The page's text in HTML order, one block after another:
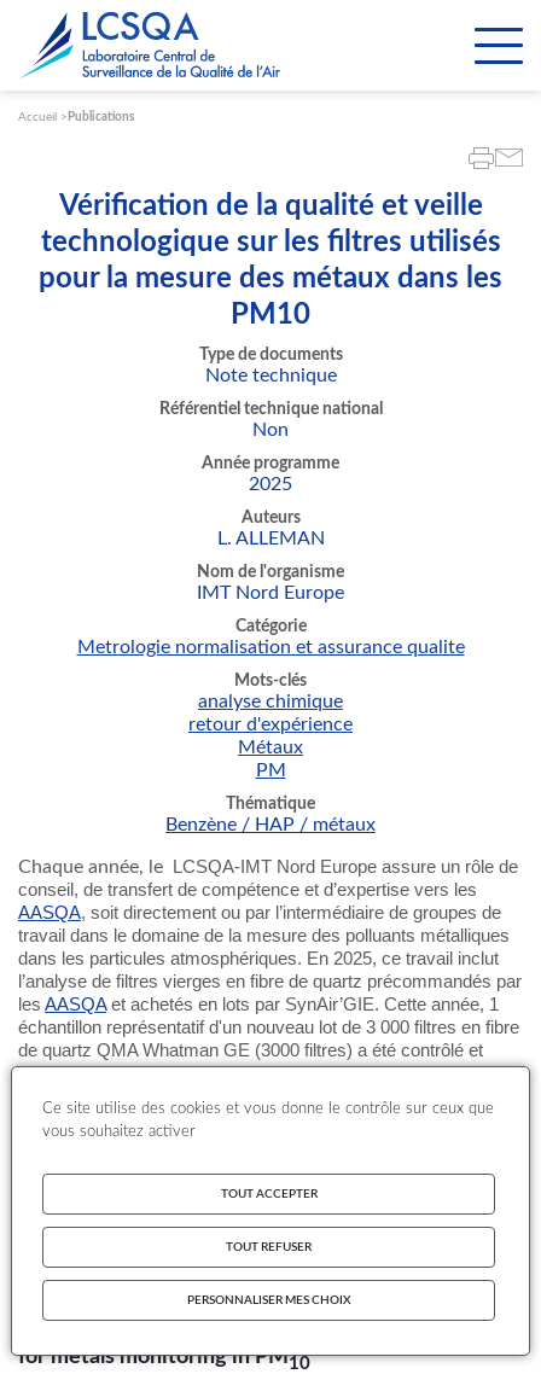
Accueil Publications
Vérification de la qualité et veille
technologique sur les filtres utilisés
pour la mesure des métaux dans les
PM10
Type de documents
Note technique
Référentiel technique national
Non
Année programme
2025
Auteurs
L. ALLEMAN
Nom de l'organisme
IMT Nord Europe
Catégorie
Metrologie normalisation et assurance qualite
Mots-clés
analyse chimique
retour d'expérience
Métaux
PM
Thématique
Benzène / HAP / métaux
Chaque année, le
LCSQA-IMT Nord Europe assure un rôle de
conseil, de transfert de compétence et d’expertise vers les
AASQA, soit directement ou par l’intermédiaire de groupes de
travail dans le domaine de la mesure des polluants métalliques
dans les particules atmosphériques. En 2025, ce travail inclut
l’analyse de filtres vierges en fibre de quartz précommandés par
les AASQAet achetés en lots par SynAir’GIE. Cette année, 1
échantillon représentatif d'un nouveau lot de 3 000 filtres en fibre
de quartz QMA Whatman GE (3000 filtres) a été contrôlé et
caractérisé chimiquement vis à vis des teneurs en métaux et
métaux réglementés mesurés sur les filtres vierges testés
étaient du même niveau que les lots des années précédentes.
quartz ont ensuite été envoyés à cinqAASQA
leurs besoins durant l’année 2025.
Quality check and technology watch of filters used
for metals monitoring in PM10
Paramétrer les cookies
Ce site utilise des cookies et vous donne le contrôle sur ceux que
vous souhaitez activer
TOUT ACCEPTER
TOUT REFUSER
PERSONNALISER MES CHOIX